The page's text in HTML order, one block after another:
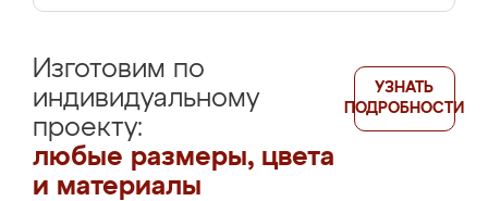
Изготовим по
индивидуальному
проекту:
любые размеры, цвета
и материалы
УЗНАТЬ
ПОДРОБНОСТИ